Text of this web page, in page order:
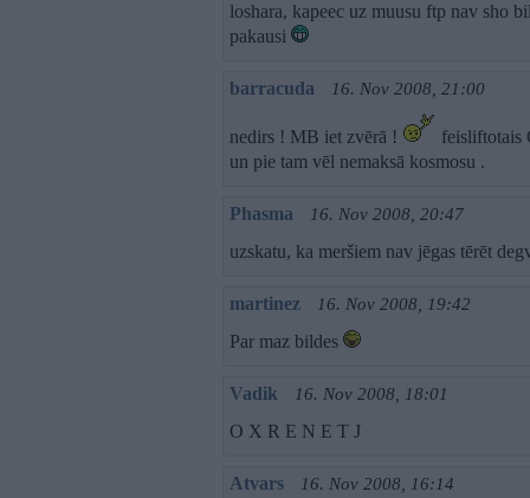
loshara, kapeec uz muusu ftp nav sho
pakausi
barracuda 16. Nov 2008, 21:00
nedirs ! MB iet zvērā !
feisliftotais
un pie tam vēl nemaksā kosmosu .
Phasma 16. Nov 2008, 20:47
uzskatu, ka meršiem nav jēgas tērēt
martinez 16. Nov 2008, 19:42
Par maz bildes
Vadik 16. Nov 2008, 18:01
O X R E N E T J
Atvars 16. Nov 2008, 16:14